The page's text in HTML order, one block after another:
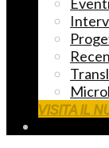
VISITA IL